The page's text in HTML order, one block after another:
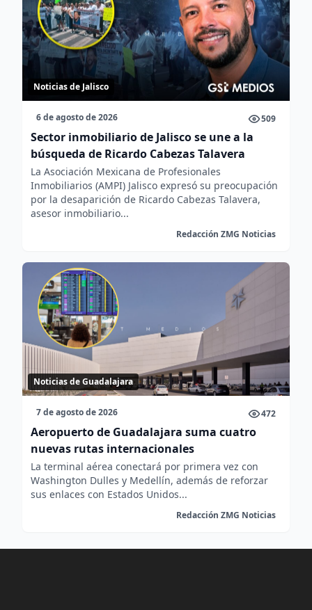
Noticias de Jalisco
6 de agosto de 2026 509
Sector inmobiliario de Jalisco se une a la
búsqueda de Ricardo Cabezas Talavera
La Asociación Mexicana de Profesionales
Inmobiliarios (AMPI) Jalisco expresó su preocupación
por la desaparición de Ricardo Cabezas Talavera,
asesor inmobiliario...
Redacción ZMG Noticias
Noticias de Guadalajara
7 de agosto de 2026 472
Aeropuerto de Guadalajara suma cuatro
nuevas rutas internacionales
La terminal aérea conectará por primera vez con
Washington Dulles y Medellín, además de reforzar
sus enlaces con Estados Unidos...
Redacción ZMG Noticias